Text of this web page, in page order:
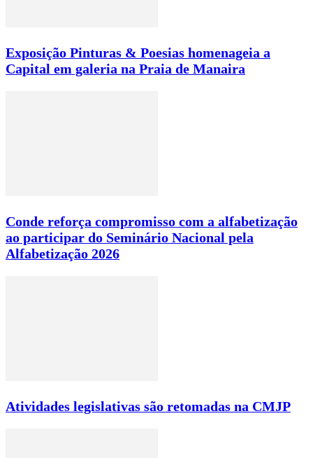
Exposição Pinturas & Poesias homenageia a
Capital em galeria na Praia de Manaira
Conde reforça compromisso com a alfabetização
ao participar do Seminário Nacional pela
Alfabetização 2026
Atividades legislativas são retomadas na CMJP